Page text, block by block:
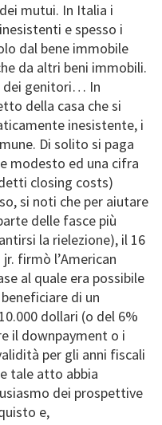
mutui. In Italia i
e spesso i
dal bene immobile
da altri beni immobili.
dei genitori… In
della casa che si
inesistente, i
Di solito si paga
modesto ed una cifra
closing costs)
si noti che per aiutare
delle fasce più
la rielezione), il 16
firmò l’American
al quale era possibile
di un
dollari (o del 6%
il downpayment o i
per gli anni fiscali
tale atto abbia
dei prospettive
e,